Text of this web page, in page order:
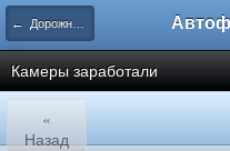
← Дорожный патруль
Камеры заработали
«
Назад